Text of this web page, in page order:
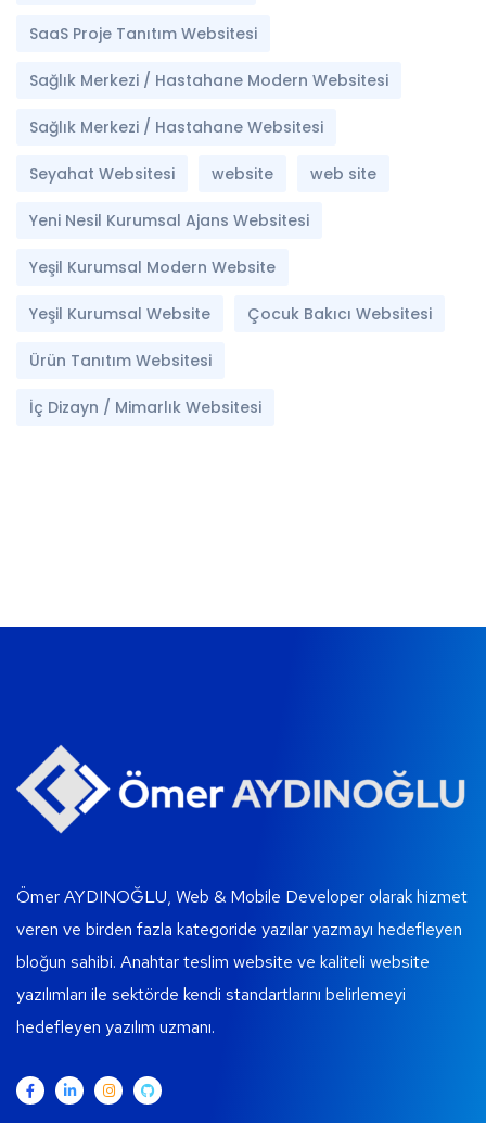
SaaS Proje Tanıtım Websitesi
Sağlık Merkezi / Hastahane Modern Websitesi
Sağlık Merkezi / Hastahane Websitesi
Seyahat Websitesi website web site
Yeni Nesil Kurumsal Ajans Websitesi
Yeşil Kurumsal Modern Website
Yeşil Kurumsal Website Çocuk Bakıcı Websitesi
Ürün Tanıtım Websitesi
İç Dizayn / Mimarlık Websitesi
Ömer AYDINOĞLU, Web & Mobile Developer olarak hizmet
veren ve birden fazla kategoride yazılar yazmayı hedefleyen
bloğun sahibi. Anahtar teslim website ve kaliteli website
yazılımları ile sektörde kendi standartlarını belirlemeyi
hedefleyen yazılım uzmanı.